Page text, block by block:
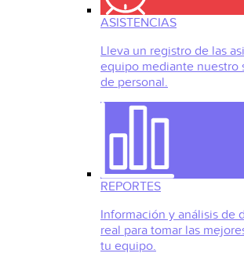
ASISTENCIAS
Lleva un registro de las
equipo mediante nuestro
de personal.
REPORTES
Información y análisis de
real para tomar las
tu equipo.